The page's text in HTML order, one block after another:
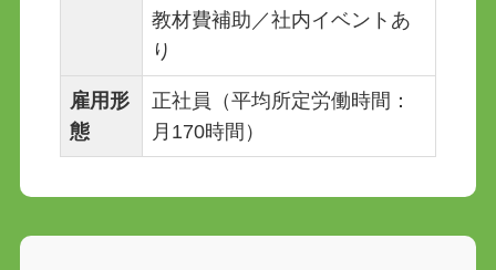
教材費補助／社内イベントあ
り
雇用形
態
正社員（平均所定労働時間：
月170時間）